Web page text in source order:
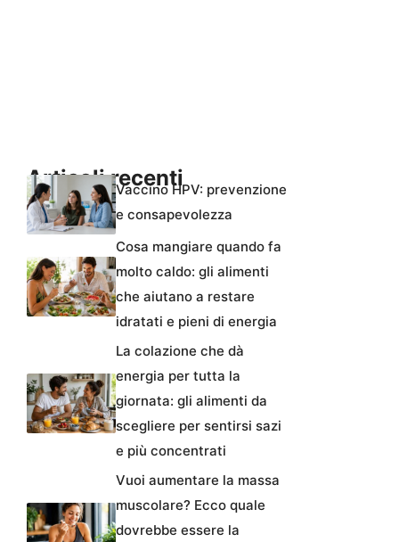
Articoli recentiVaccino HPV: prevenzione
e consapevolezza
Cosa mangiare quando fa
molto caldo: gli alimenti
che aiutano a restare
idratati e pieni di energia
La colazione che dà
energia per tutta la
giornata: gli alimenti da
scegliere per sentirsi sazi
e più concentrati
Vuoi aumentare la massa
muscolare? Ecco quale
dovrebbe essere la